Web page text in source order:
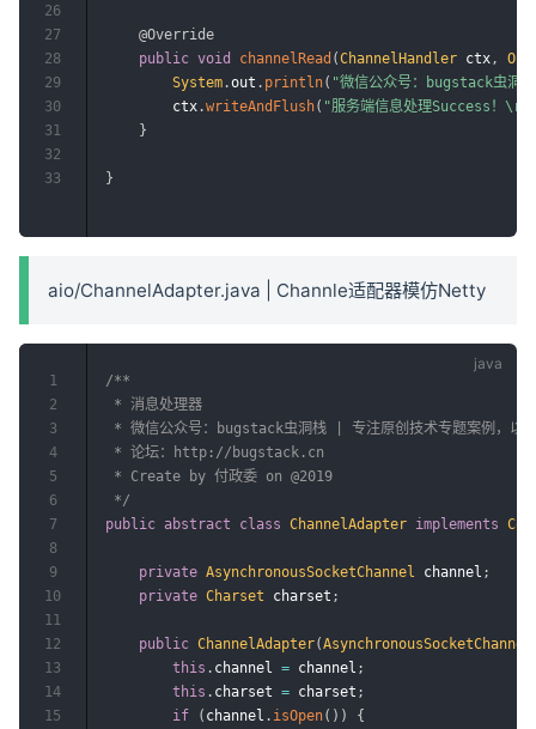
@Override
public void channelRead (ChannelHandler ctx ,
System .out . println( "微信公众号：bugstack虫洞
        ctx
.writeAndFlush( "服务端信息处理Success！
}
}
26
27
28
29
30
31
32
33
aio/ChannelAdapter.java | Channle适配器模仿Netty
/**
* 消息处理器
* 微信公众号：bugstack虫洞栈 | 专注原创技术专题案例，以最
* 论坛：http://bugstack.cn
* Create by 付政委 on @2019
*/
public abstract class ChannelAdapter implements
private AsynchronousSocketChannel channel ;
private Charset charset ;
public ChannelAdapter(AsynchronousSocketChannel
this . channel = channel ;
this . charset = charset ;
if
( channel . isOpen( ) )
{
1
2
3
4
5
6
7
8
9
10
11
12
13
14
15